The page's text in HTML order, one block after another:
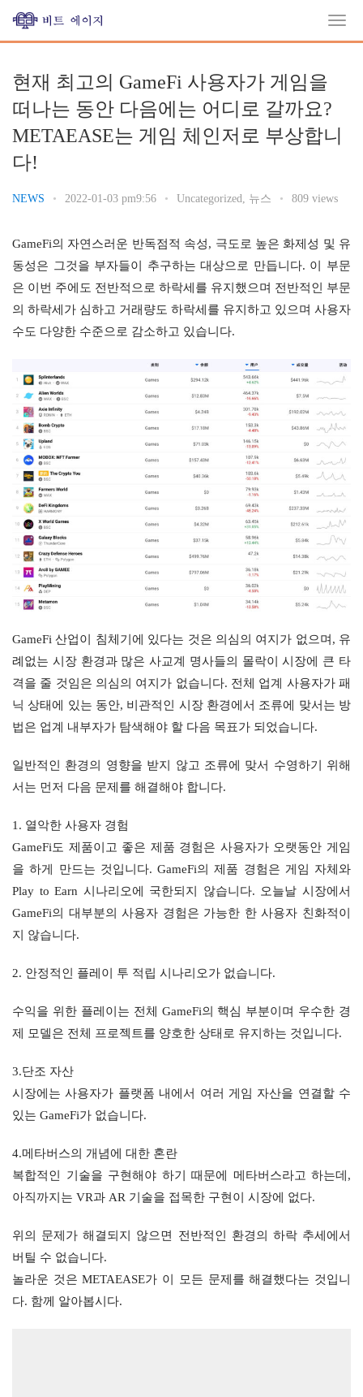
현재 최고의 GameFi 사용자가 게임을
떠나는 동안 다음에는 어디로 갈까요?
METAEASE는 게임 체인저로 부상합니
다!
NEWS • 2022-01-03 pm9:56 • Uncategorized, 뉴스 • 809 views
GameFi의 자연스러운 반독점적 속성, 극도로 높은 화제성 및 유
동성은 그것을 부자들이 추구하는 대상으로 만듭니다. 이 부문
은 이번 주에도 전반적으로 하락세를 유지했으며 전반적인 부문
의 하락세가 심하고 거래량도 하락세를 유지하고 있으며 사용자
수도 다양한 수준으로 감소하고 있습니다.
GameFi 산업이 침체기에 있다는 것은 의심의 여지가 없으며, 유
례없는 시장 환경과 많은 사교계 명사들의 몰락이 시장에 큰 타
격을 줄 것임은 의심의 여지가 없습니다. 전체 업계 사용자가 패
닉 상태에 있는 동안, 비관적인 시장 환경에서 조류에 맞서는 방
법은 업계 내부자가 탐색해야 할 다음 목표가 되었습니다.
일반적인 환경의 영향을 받지 않고 조류에 맞서 수영하기 위해
서는 먼저 다음 문제를 해결해야 합니다.
1. 열악한 사용자 경험
GameFi도 제품이고 좋은 제품 경험은 사용자가 오랫동안 게임
을 하게 만드는 것입니다. GameFi의 제품 경험은 게임 자체와
Play to Earn 시나리오에 국한되지 않습니다. 오늘날 시장에서
GameFi의 대부분의 사용자 경험은 가능한 한 사용자 친화적이
지 않습니다.
2. 안정적인 플레이 투 적립 시나리오가 없습니다.
수익을 위한 플레이는 전체 GameFi의 핵심 부분이며 우수한 경
제 모델은 전체 프로젝트를 양호한 상태로 유지하는 것입니다.
3.단조 자산
시장에는 사용자가 플랫폼 내에서 여러 게임 자산을 연결할 수
있는 GameFi가 없습니다.
4.메타버스의 개념에 대한 혼란
복합적인 기술을 구현해야 하기 때문에 메타버스라고 하는데,
아직까지는 VR과 AR 기술을 접목한 구현이 시장에 없다.
위의 문제가 해결되지 않으면 전반적인 환경의 하락 추세에서
버틸 수 없습니다.
놀라운 것은 METAEASE가 이 모든 문제를 해결했다는 것입니
다. 함께 알아봅시다.